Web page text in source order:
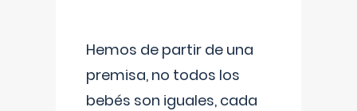
Hemos de partir de una
premisa, no todos los
bebés son iguales, cada